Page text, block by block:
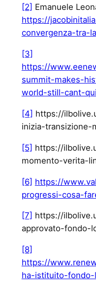
[2] Emanuele
https://
convergenza-tra-
[3]
https://
summit-makes-
world-still-cant-
[4] https://
inizia-transizione-
[5] https://
momento-verita-
[6] https://
progressi-cosa-
[7] https://
approvato-fondo-
[8]
https://
ha-istituito-fondo-